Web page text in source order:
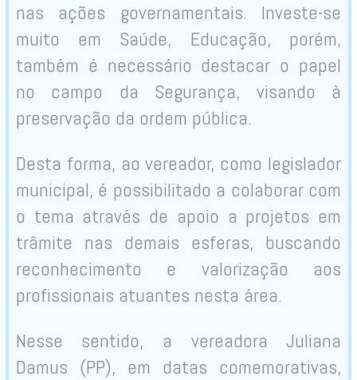
nas ações governamentais. Investe-se
muito em Saúde, Educação, porém,
também é necessário destacar o papel
no campo da Segurança, visando à
preservação da ordem pública.
Desta forma, ao vereador, como legislador
municipal, é possibilitado a colaborar com
o tema através de apoio a projetos em
trâmite nas demais esferas, buscando
reconhecimento e valorização aos
profissionais atuantes nesta área.
Nesse sentido, a vereadora Juliana
Damus (PP), em datas comemorativas,